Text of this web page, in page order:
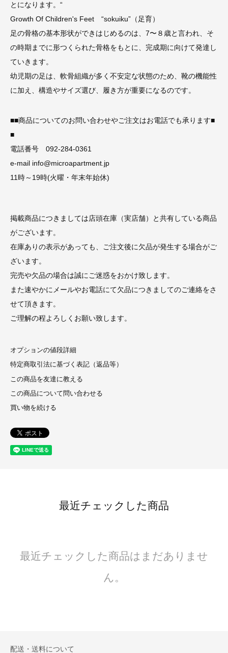
とになります。“
Growth Of Children's Feet “sokuiku”（足育）
足の骨格の基本形状ができはじめるのは、7〜８歳と言われ、そ
の時期までに形つくられた骨格をもとに、完成期に向けて発達し
ていきます。
幼児期の足は、軟骨組織が多く不安定な状態のため、靴の機能性
に加え、構造やサイズ選び、履き方が重要になるのです。
■■商品についてのお問い合わせやご注文はお電話でも承ります■
■
電話番号 092-284-0361
e-mail info@microapartment.jp
11時～19時(火曜・年末年始休)
掲載商品につきましては店頭在庫（実店舗）と共有している商品
がございます。
在庫ありの表示があっても、ご注文後に欠品が発生する場合がご
ざいます。
完売や欠品の場合は誠にご迷惑をおかけ致します。
また速やかにメールやお電話にて欠品につきましてのご連絡をさ
せて頂きます。
ご理解の程よろしくお願い致します。
オプションの値段詳細
特定商取引法に基づく表記（返品等）
この商品を友達に教える
この商品について問い合わせる
買い物を続ける
最近チェックした商品
最近チェックした商品はまだありませ
ん。
配送・送料について